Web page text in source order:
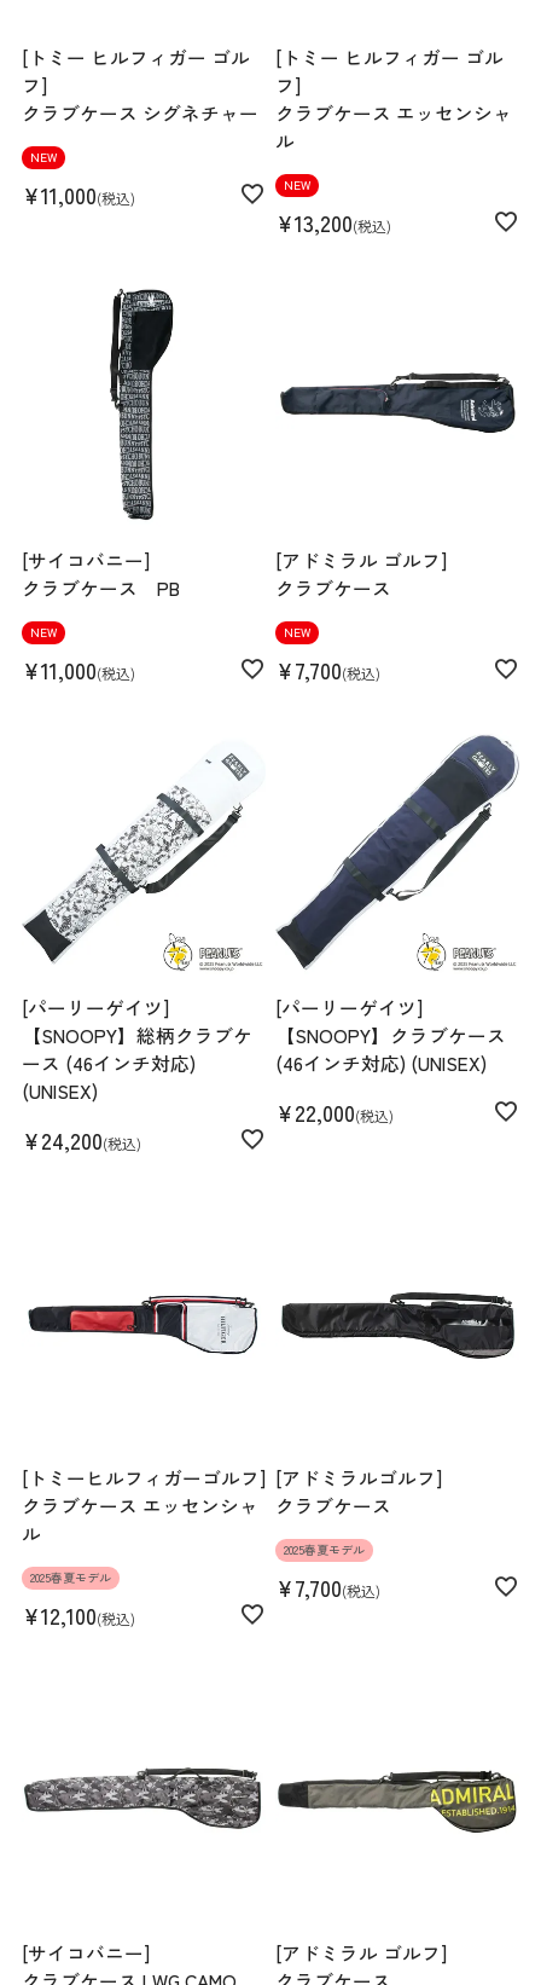
[トミー ヒルフィガー ゴル
フ]
クラブケース シグネチャー
NEW
¥11,000 税込
[トミー ヒルフィガー ゴル
フ]
クラブケース エッセンシャ
ル
NEW
¥13,200 税込
[サイコバニー]
クラブケース PB
NEW
¥11,000 税込
[アドミラル ゴルフ]
クラブケース
NEW
¥7,700 税込
[パーリーゲイツ]
【SNOOPY】総柄クラブケ
ース (46インチ対応)
(UNISEX)
¥24,200 税込
[パーリーゲイツ]
【SNOOPY】クラブケース
(46インチ対応) (UNISEX)
¥22,000 税込
[トミーヒルフィガーゴルフ]
クラブケース エッセンシャ
ル
2025春夏モデル
¥12,100 税込
[アドミラルゴルフ]
クラブケース
2025春夏モデル
¥7,700 税込
[サイコバニー]
[アドミラル ゴルフ]